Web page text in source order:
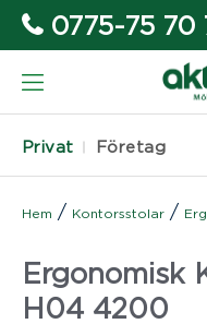
0775-75 70
Privat Företag
Hem / Kontorsstolar /
Ergonomisk
H04 4200